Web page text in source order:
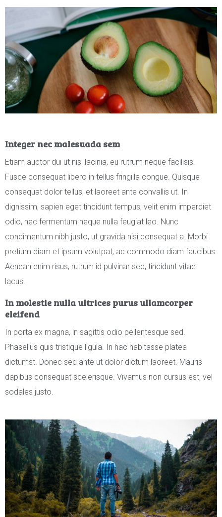
Integer nec malesuada sem
Etiam auctor dui ut nisl lacinia, eu rutrum neque facilisis.
Fusce consequat libero in tellus fringilla congue. Quisque
consequat dolor tellus, et laoreet ante convallis ut. In
dignissim, sapien eget tincidunt tempus, velit enim imperdiet
odio, nec fermentum neque nulla feugiat leo. Nunc
condimentum nibh justo, ut gravida nisi consequat a. Morbi
pretium diam et ipsum volutpat, ac commodo diam faucibus.
Aenean enim risus, rutrum id pulvinar sed, tincidunt vitae
lacus.
In molestie nulla ultrices purus ullamcorper
eleifend
In porta ex magna, in sagittis odio pellentesque sed.
Phasellus quis tristique ligula. In hac habitasse platea
dictumst. Donec sed ante ut dolor dictum laoreet. Mauris
dapibus consequat scelerisque. Vivamus non cursus est, vel
sodales justo.